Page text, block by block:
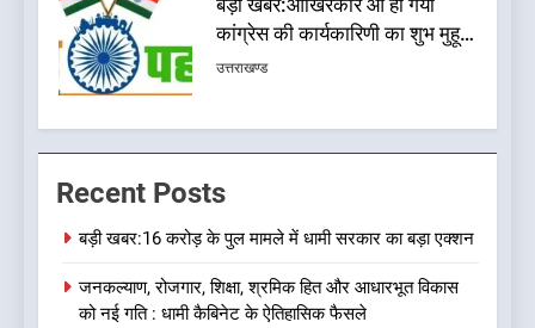
बड़ी खबर:आखिरकार आ ही गया
कांग्रेस की कार्यकारिणी का शुभ मुहूर्त,
गोदियाल की टीम घोषित
उत्तराखण्ड
7
को भाजपा ने दी नई जिम्मेदारी ,इन पूर्व
8
देखें वीडियो:कांग्रेस का 2027 के
Recent Posts
बड़ी खबर:16 करोड़ के पुल मामले में धामी सरकार का बड़ा एक्शन
जनकल्याण, रोजगार, शिक्षा, श्रमिक हित और आधारभूत विकास
को नई गति : धामी कैबिनेट के ऐतिहासिक फैसले